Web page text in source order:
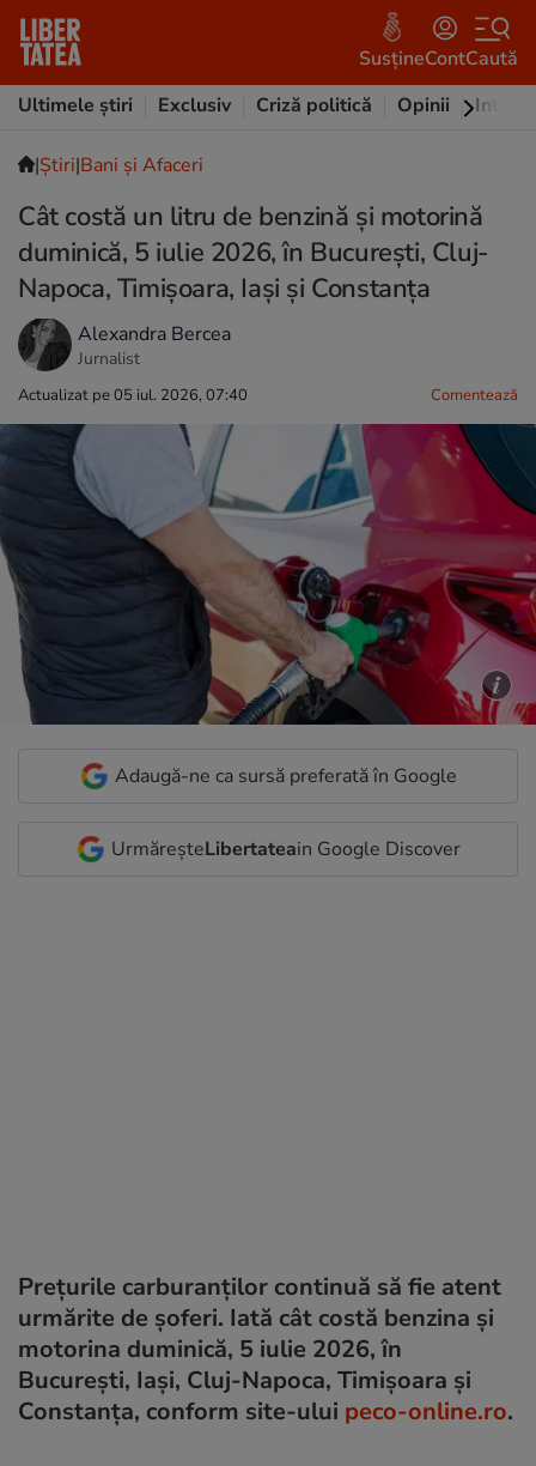
SusțineContCaută
Ultimele știri
Exclusiv Criză politică Opinii
|Ştiri|Bani și Afaceri
Cât costă un litru de benzină și motorină
duminică, 5 iulie 2026, în București, Cluj-
Napoca, Timișoara, Iași și Constanța
Alexandra Bercea
Jurnalist
Actualizat pe 05 iul. 2026, 07:40 Comentează
Adaugă-ne ca sursă preferată în Google
UrmăreșteLibertateain Google Discover
Prețurile carburanților continuă să fie atent
urmărite de șoferi. Iată cât costă benzina și
motorina duminică, 5 iulie 2026, în
București, Iași, Cluj-Napoca, Timișoara și
Constanța, conform site-ului peco-online.ro.